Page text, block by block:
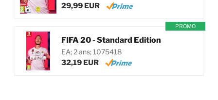
29,99 EUR
PROMO
FIFA 20 - Standard Edition
EA; 2 ans; 1075418
32,19 EUR